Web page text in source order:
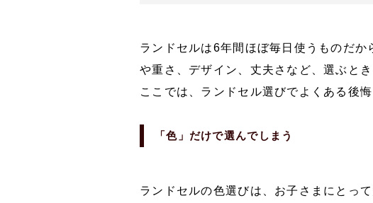
ランドセルは6年間ほぼ毎日使うものだ
や重さ、デザイン、丈夫さなど、選ぶと
ここでは、ランドセル選びでよくある後
「色」だけで選んでしまう
ランドセルの色選びは、お子さまにとっ